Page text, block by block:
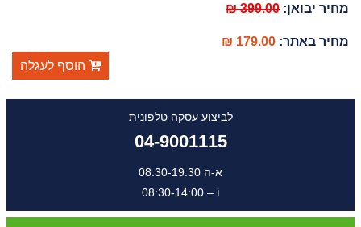
מחיר יבואן:399.00 ₪
מחיר באתר:179.00 ₪
הוסף לעגלה
לביצוע עסקה טלפונית
04-9001115
א-ה 08:30-19:30
ו – 08:30-14:00